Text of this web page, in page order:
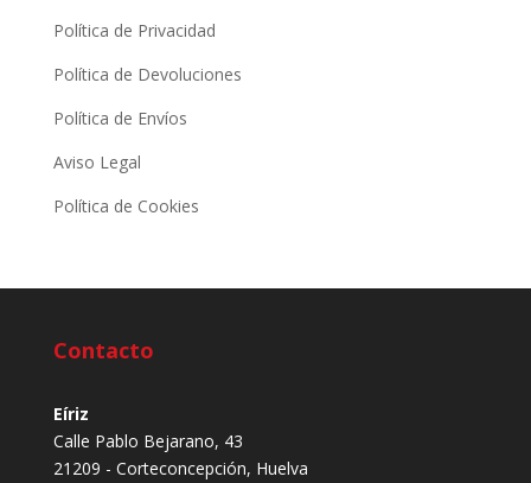
Política de Privacidad
Política de Devoluciones
Política de Envíos
Aviso Legal
Política de Cookies
Contacto
Eíriz
Calle Pablo Bejarano, 43
21209 - Corteconcepción, Huelva